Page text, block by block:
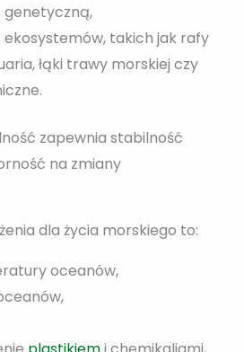
genetyczną,
takich jak rafy
łąki trawy morskiej czy
zapewnia stabilność
na zmiany
dla życia morskiego to:
oceanów,